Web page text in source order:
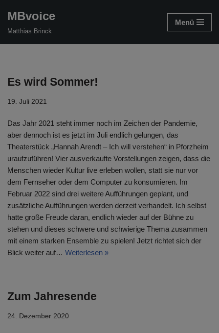
MBvoice
Matthias Brinck
Menü
Es wird Sommer!
19. Juli 2021
Das Jahr 2021 steht immer noch im Zeichen der Pandemie,
aber dennoch ist es jetzt im Juli endlich gelungen, das
Theaterstück „Hannah Arendt – Ich will verstehen“ in Pforzheim
uraufzuführen! Vier ausverkaufte Vorstellungen zeigen, dass die
Menschen wieder Kultur live erleben wollen, statt sie nur vor
dem Fernseher oder dem Computer zu konsumieren. Im
Februar 2022 sind drei weitere Aufführungen geplant, und
zusätzliche Aufführungen werden derzeit verhandelt. Ich selbst
hatte große Freude daran, endlich wieder auf der Bühne zu
stehen und dieses schwere und schwierige Thema zusammen
mit einem starken Ensemble zu spielen! Jetzt richtet sich der
Blick weiter auf… Weiterlesen »
Zum Jahresende
24. Dezember 2020